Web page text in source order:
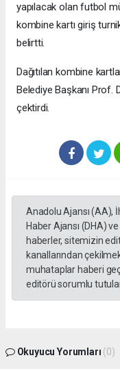
yapılacak olan futbol
kombine kartı giriş
belirtti.
Dağıtılan kombine
Belediye Başkanı Prof.
çektirdi.
Anadolu Ajansı (AA),
Haber Ajansı (DHA)
haberler, sitemizin
kanallarından
muhataplar haberi
editörü sorumlu
Okuyucu Yorumları (0)